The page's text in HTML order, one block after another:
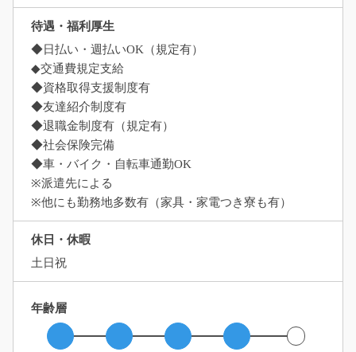
待遇・福利厚生
◆日払い・週払いOK（規定有）
◆交通費規定支給
◆資格取得支援制度有
◆友達紹介制度有
◆退職金制度有（規定有）
◆社会保険完備
◆車・バイク・自転車通勤OK
※派遣先による
※他にも勤務地多数有（家具・家電つき寮も有）
休日・休暇
土日祝
年齢層